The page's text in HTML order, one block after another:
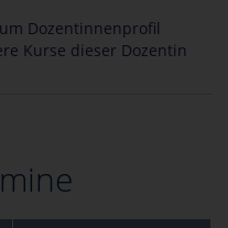
Dozentinnenprofil
Kurse dieser Dozentin